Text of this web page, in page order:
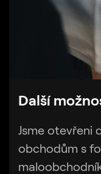
Další
Jsme otevřeni
obchodům s